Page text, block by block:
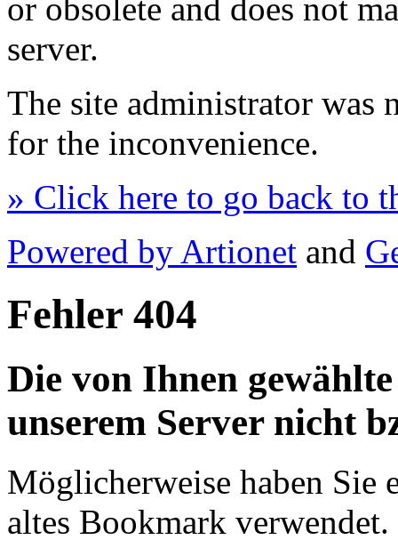
or obsolete and does not
server.
The site administrator was
for the inconvenience.
» Click here to go back to
Powered by Artionet and
Fehler 404
Die von Ihnen
unserem Server nicht
Möglicherweise haben Sie
altes Bookmark verwendet.